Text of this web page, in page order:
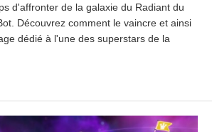
d'affronter de la galaxie du Radiant du
Découvrez comment le vaincre et ainsi
dédié à l'une des superstars de la